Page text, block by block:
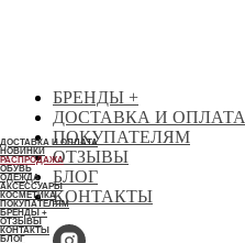
ДОСТАВКА И ОПЛАТА
НОВИНКИ
РАСПРОДАЖА
ОБУВЬ
ОДЕЖДА
АКСЕССУАРЫ
КОСМЕТИКА
ПОКУПАТЕЛЯМ
БРЕНДЫ +
ОТЗЫВЫ
КОНТАКТЫ
БЛОГ
БРЕНДЫ +
ДОСТАВКА И ОПЛАТА
ПОКУПАТЕЛЯМ
ОТЗЫВЫ
БЛОГ
КОНТАКТЫ